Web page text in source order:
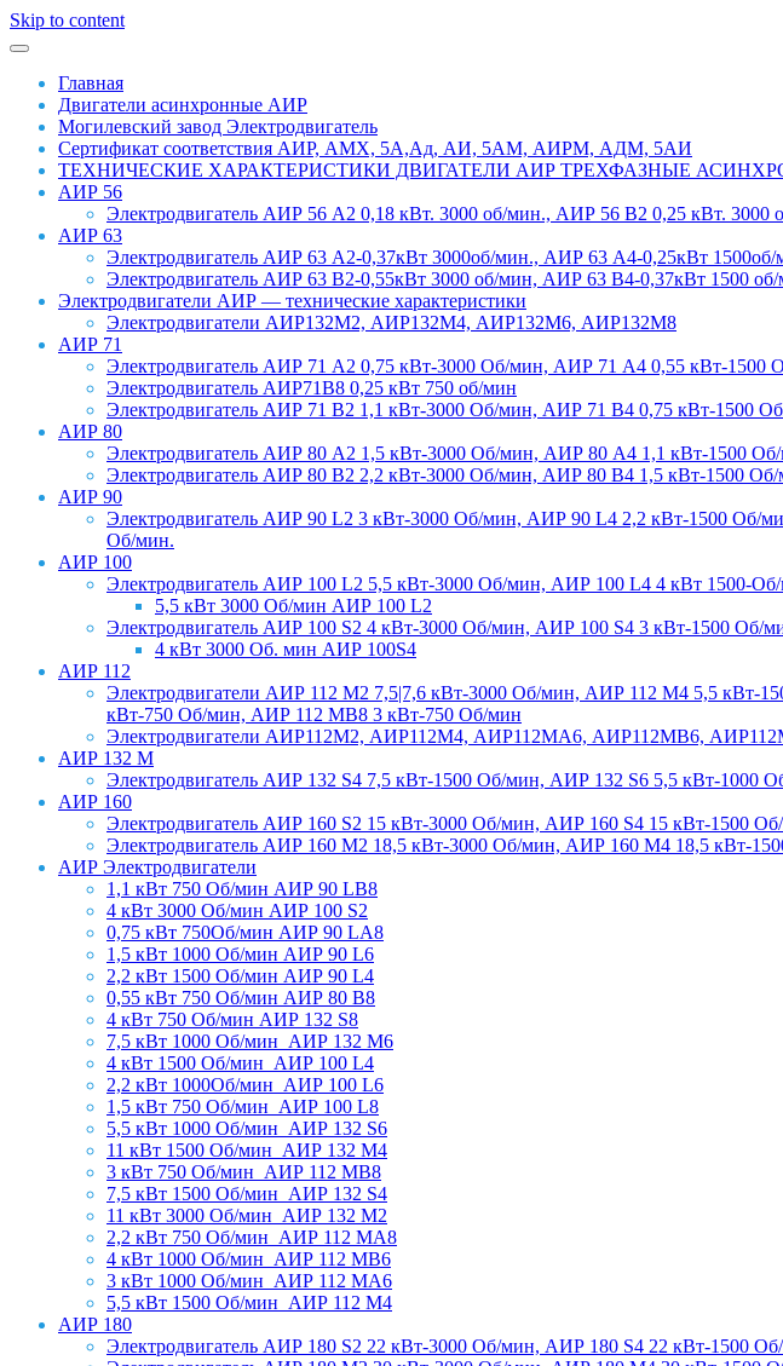
Skip to content
Главная
Двигатели асинхронные АИР
Могилевский завод Электродвигатель
Сертификат соответствия АИР, АМХ, 5А,Ад, АИ, 5АМ, АИРМ, АДМ, 5АИ
ТЕХНИЧЕСКИЕ ХАРАКТЕРИСТИКИ ДВИГАТЕЛИ АИР ТРЕХФАЗНЫЕ
АИР 56
Электродвигатель АИР 56 А2 0,18 кВт. 3000 об/мин., АИР 56 В2 0,25 кВт.
АИР 63
Электродвигатель АИР 63 А2-0,37кВт 3000об/мин., АИР 63 А4-0,25кВт
Электродвигатель АИР 63 В2-0,55кВт 3000 об/мин, АИР 63 В4-0,37кВт 1500
Электродвигатели АИР — технические характеристики
Электродвигатели АИР132М2, АИР132М4, АИР132М6, АИР132М8
АИР 71
Электродвигатель АИР 71 А2 0,75 кВт-3000 Об/мин, АИР 71 А4 0,55 кВт-
Электродвигатель АИР71В8 0,25 кВт 750 об/мин
Электродвигатель АИР 71 В2 1,1 кВт-3000 Об/мин, АИР 71 В4 0,75 кВт-1500
АИР 80
Электродвигатель АИР 80 А2 1,5 кВт-3000 Об/мин, АИР 80 А4 1,1 кВт-1500
Электродвигатель АИР 80 В2 2,2 кВт-3000 Об/мин, АИР 80 В4 1,5 кВт-1500
АИР 90
Электродвигатель АИР 90 L2 3 кВт-3000 Об/мин, АИР 90 L4 2,2 кВт-1500
Об/мин.
АИР 100
Электродвигатель АИР 100 L2 5,5 кВт-3000 Об/мин, АИР 100 L4 4 кВт 1500-
5,5 кВт 3000 Об/мин АИР 100 L2
Электродвигатель АИР 100 S2 4 кВт-3000 Об/мин, АИР 100 S4 3 кВт-1500 Об/
4 кВт 3000 Об. мин АИР 100S4
АИР 112
Электродвигатели АИР 112 М2 7,5|7,6 кВт-3000 Об/мин, АИР 112 М4 5,5
кВт-750 Об/мин, АИР 112 МВ8 3 кВт-750 Об/мин
Электродвигатели АИР112М2, АИР112М4, АИР112МА6, АИР112МВ6,
АИР 132 М
Электродвигатель АИР 132 S4 7,5 кВт-1500 Об/мин, АИР 132 S6 5,5 кВт-1000
АИР 160
Электродвигатель АИР 160 S2 15 кВт-3000 Об/мин, АИР 160 S4 15 кВт-1500
Электродвигатель АИР 160 М2 18,5 кВт-3000 Об/мин, АИР 160 М4 18,5 кВт-
АИР Электродвигатели
1,1 кВт 750 Об/мин АИР 90 LB8
4 кВт 3000 Об/мин АИР 100 S2
0,75 кВт 750Об/мин АИР 90 LA8
1,5 кВт 1000 Об/мин АИР 90 L6
2,2 кВт 1500 Об/мин АИР 90 L4
0,55 кВт 750 Об/мин АИР 80 В8
4 кВт 750 Об/мин АИР 132 S8
7,5 кВт 1000 Об/мин_АИР 132 М6
4 кВт 1500 Об/мин_АИР 100 L4
2,2 кВт 1000Об/мин_АИР 100 L6
1,5 кВт 750 Об/мин_АИР 100 L8
5,5 кВт 1000 Об/мин_АИР 132 S6
11 кВт 1500 Об/мин_АИР 132 М4
3 кВт 750 Об/мин_АИР 112 МВ8
7,5 кВт 1500 Об/мин_АИР 132 S4
11 кВт 3000 Об/мин_АИР 132 М2
2,2 кВт 750 Об/мин_АИР 112 МА8
4 кВт 1000 Об/мин_АИР 112 МВ6
3 кВт 1000 Об/мин_АИР 112 МА6
5,5 кВт 1500 Об/мин_АИР 112 М4
АИР 180
Электродвигатель АИР 180 S2 22 кВт-3000 Об/мин, АИР 180 S4 22 кВт-1500